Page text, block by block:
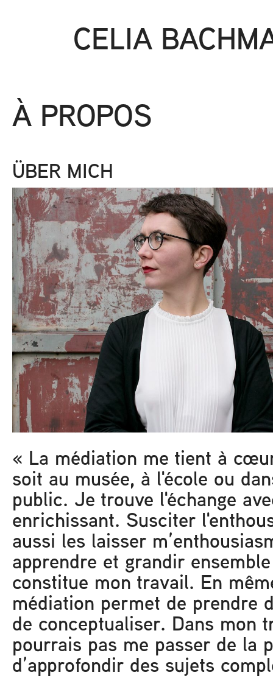
CELIA
À PROPOS
ÜBER MICH
« La médiation me tient à
soit au musée, à l'école ou
public. Je trouve l'échange
enrichissant. Susciter
aussi les laisser
apprendre et grandir
constitue mon travail. En
médiation permet de prendre
de conceptualiser. Dans mon
pourrais pas me passer de la
d’approfondir des sujets